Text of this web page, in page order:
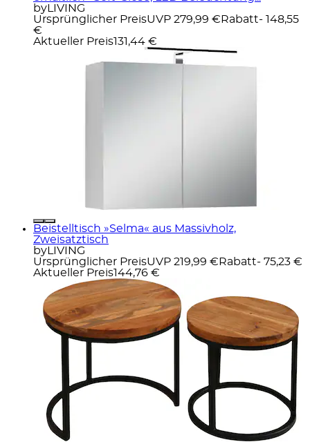
byLIVING
Ursprünglicher PreisUVP 279,99 € Rabatt- 148,55
€
Aktueller Preis131,44 €
Beistelltisch »Selma« aus Massivholz,
Zweisatztisch
byLIVING
Ursprünglicher PreisUVP 219,99 € Rabatt- 75,23 €
Aktueller Preis144,76 €